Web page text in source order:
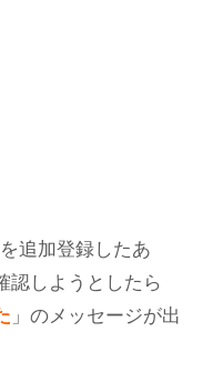
追加登録したあ
認しようとしたら
」のメッセージが出